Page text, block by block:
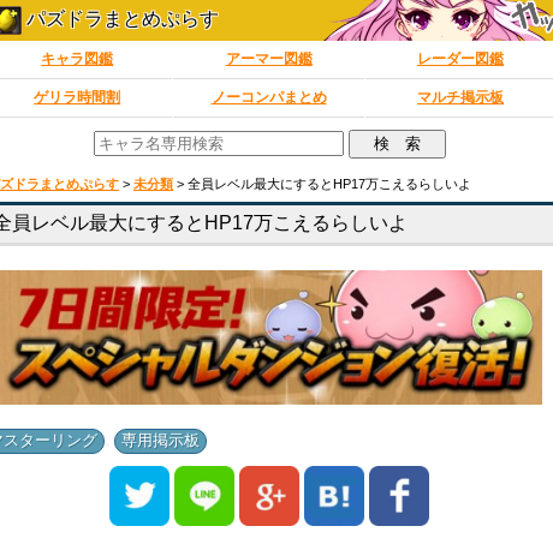
パズドラまとめぷらす
キャラ図鑑 アーマー図鑑 レーダー図鑑
ゲリラ時間割 ノーコンパまとめ マルチ掲示板
ドラまとめぷらす > 未分類 > 全員レベル最大にするとHP17万こえるらしいよ
員レベル最大にするとHP17万こえるらしいよ
スターリング 専用掲示板